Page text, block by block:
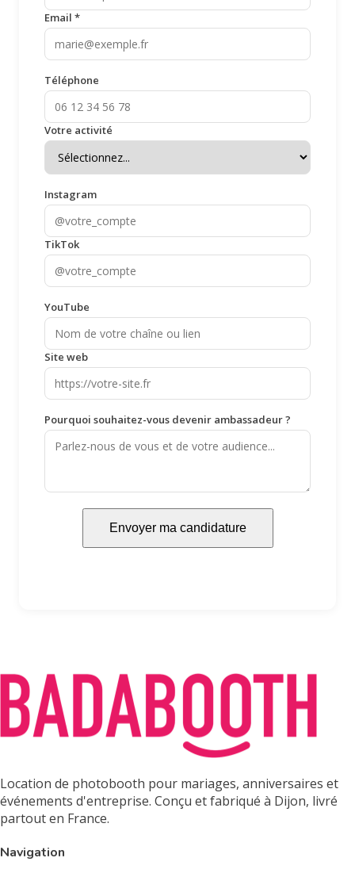
Email *
Téléphone
Votre activité
Instagram
TikTok
YouTube
Site web
Pourquoi souhaitez-vous devenir ambassadeur ?
Envoyer ma candidature
Location de photobooth pour mariages, anniversaires et
événements d'entreprise. Conçu et fabriqué à Dijon, livré
partout en France.
Navigation